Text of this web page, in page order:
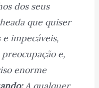
dos seus
que quiser
impecáveis,
e,
enorme